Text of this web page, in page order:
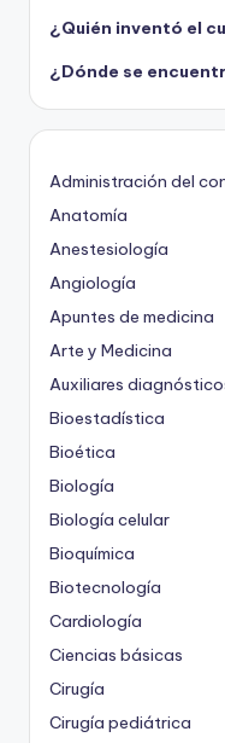
¿Quién inventó el
¿Dónde se
Administración del
Anatomía
Anestesiología
Angiología
Apuntes de medicina
Arte y Medicina
Auxiliares
Bioestadística
Bioética
Biología
Biología celular
Bioquímica
Biotecnología
Cardiología
Ciencias básicas
Cirugía
Cirugía pediátrica